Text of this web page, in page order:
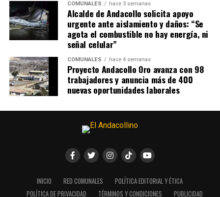
COMUNALES hace 3 semanas
Alcalde de Andacollo solicita apoyo
urgente ante aislamiento y daños: “Se
agota el combustible no hay energía, ni
señal celular”
COMUNALES hace 4 semanas
Proyecto Andacollo Oro avanza con 98
trabajadores y anuncia más de 400
nuevas oportunidades laborales
INICIO RED COMUNALES
POLÍTICA EDITORIAL Y ÉTICA
POLÍTICA DE PRIVACIDAD
TÉRMINOS Y CONDICIONES PUBLICIDAD